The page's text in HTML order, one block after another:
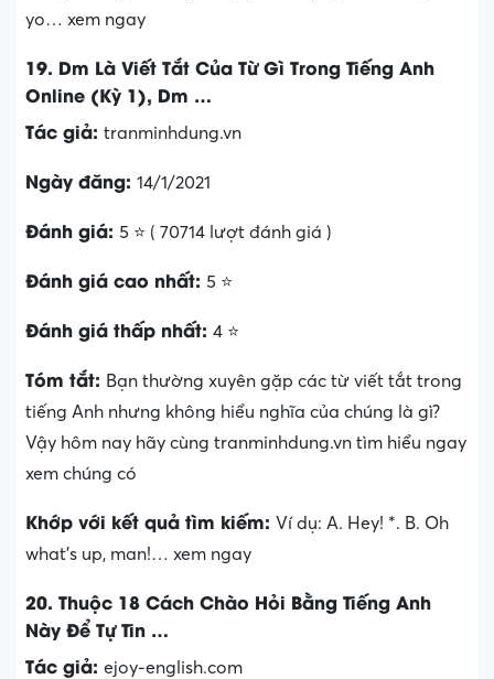
yo… xem ngay
19. Dm Là Viết Tắt Của Từ Gì Trong Tiếng Anh
Online (Kỳ 1), Dm …
Tác giả: tranminhdung.vn
Ngày đăng: 14/1/2021
Đánh giá: 5 ⭐ ( 70714 lượt đánh giá )
Đánh giá cao nhất: 5 ⭐
Đánh giá thấp nhất: 4 ⭐
Tóm tắt: Bạn thường xuyên gặp các từ viết tắt trong
tiếng Anh nhưng không hiểu nghĩa của chúng là gì?
Vậy hôm nay hãy cùng tranminhdung.vn tìm hiểu ngay
xem chúng có
Khớp với kết quả tìm kiếm: Ví dụ: A. Hey! *. B. Oh
what’s up, man!… xem ngay
20. Thuộc 18 Cách Chào Hỏi Bằng Tiếng Anh
Này Để Tự Tin …
Tác giả: ejoy-english.com